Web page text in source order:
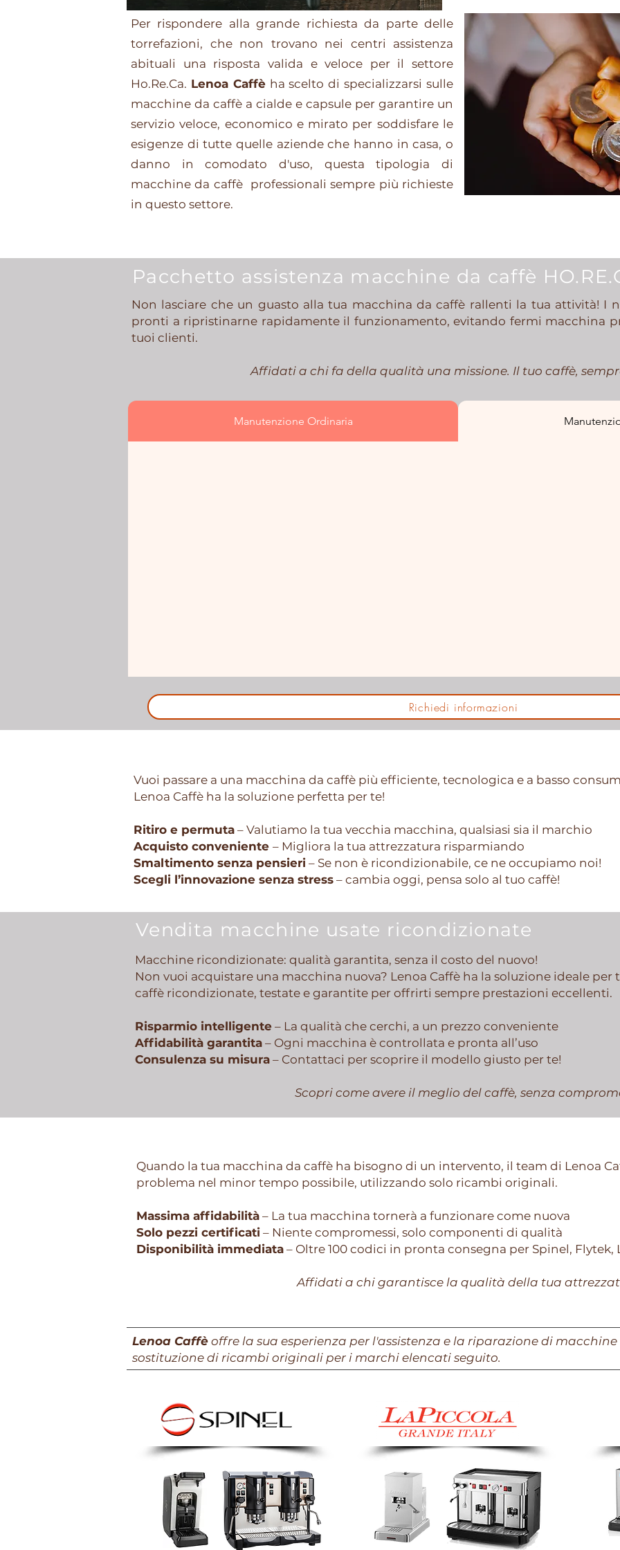
Per rispondere alla grande richiesta da parte delle
torrefazioni, che non trovano nei centri assistenza
abituali una risposta valida e veloce per il settore
Ho.Re.Ca. Lenoa Caffèha scelto di specializzarsi sulle
macchine da caffè a cialde e capsule per garantire un
servizio veloce, economico e mirato per soddisfare le
esigenze di tutte quelle aziende che hanno in casa, o
danno in comodato d'uso, questa tipologia di
macchine da caffè professionali sempre più richieste
in questo settore.
Pacchetto assistenza macchine da caffè
Non lasciare che un guasto alla tua macchina da caffè rallenti la tua attività! I
pronti a ripristinarne rapidamente il funzionamento, evitando fermi macchina
tuoi clienti.
Affidati a chi fa della qualità una missione. Il tuo caffè,
Manutenzione Ordinaria
Richiedi informazioni
Vuoi passare a una macchina da caffè più efficiente, tecnologica e a basso
Lenoa Caffè ha la soluzione perfetta per te!
Ritiro e permuta – Valutiamo la tua vecchia macchina, qualsiasi sia il marchio
Acquisto conveniente – Migliora la tua attrezzatura risparmiando
Smaltimento senza pensieri – Se non è ricondizionabile, ce ne occupiamo noi!
Scegli l’innovazione senza stress – cambia oggi, pensa solo al tuo caffè!
Vendita macchine usate ricondizionate
Macchine ricondizionate: qualità garantita, senza il costo del nuovo!
Non vuoi acquistare una macchina nuova? Lenoa Caffè ha la soluzione ideale
caffè ricondizionate, testate e garantite per offrirti sempre prestazioni eccellenti.
Risparmio intelligente – La qualità che cerchi, a un prezzo conveniente
Affidabilità garantita – Ogni macchina è controllata e pronta all’uso
Consulenza su misura – Contattaci per scoprire il modello giusto per te!
Scopri come avere il meglio del caffè, senza
Quando la tua macchina da caffè ha bisogno di un intervento, il team di Lenoa
problema nel minor tempo possibile, utilizzando solo ricambi originali.
Massima affidabilità – La tua macchina tornerà a funzionare come nuova
Solo pezzi certificati – Niente compromessi, solo componenti di qualità
Disponibilità immediata – Oltre 100 codici in pronta consegna per Spinel, Flytek,
Affidati a chi garantisce la qualità della tua
Lenoa Caffè offre la sua esperienza per l'assistenza e la riparazione di
sostituzione di ricambi originali per i marchi elencati seguito.